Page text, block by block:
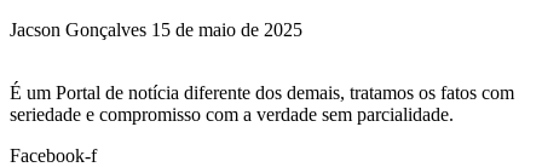
Jacson Gonçalves 15 de maio de 2025
É um Portal de notícia diferente dos demais, tratamos os fatos com
seriedade e compromisso com a verdade sem parcialidade.
Facebook-f